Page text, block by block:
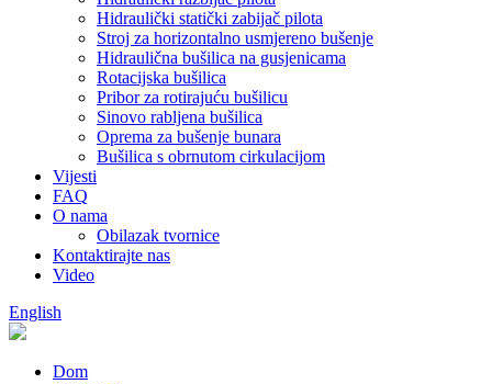
Hidraulički statički zabijač pilota
Stroj za horizontalno usmjereno bušenje
Hidraulična bušilica na gusjenicama
Rotacijska bušilica
Pribor za rotirajuću bušilicu
Sinovo rabljena bušilica
Oprema za bušenje bunara
Bušilica s obrnutom cirkulacijom
Vijesti
FAQ
O nama
Obilazak tvornice
Kontaktirajte nas
Video
English
Dom